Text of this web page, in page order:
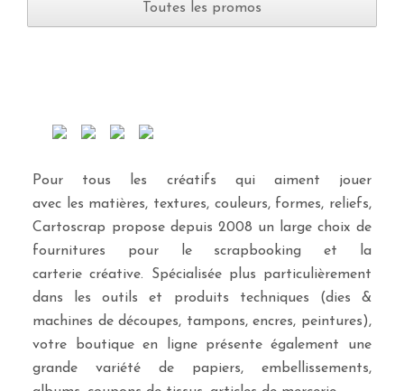
Toutes les promos
Pour tous les créatifs qui aiment jouer
avec les matières, textures, couleurs, formes, reliefs,
Cartoscrap propose depuis 2008 un large choix de
fournitures pour le scrapbooking et la
carterie créative. Spécialisée plus particulièrement
dans les outils et produits techniques (dies &
machines de découpes, tampons, encres, peintures),
votre boutique en ligne présente également une
grande variété de papiers, embellissements,